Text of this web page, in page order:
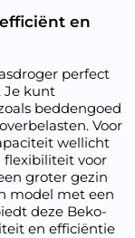
en
perfect
Je kunt
beddengoed
Voor
wellicht
voor
groter gezin
model met een
deze Beko-
en efficiëntie